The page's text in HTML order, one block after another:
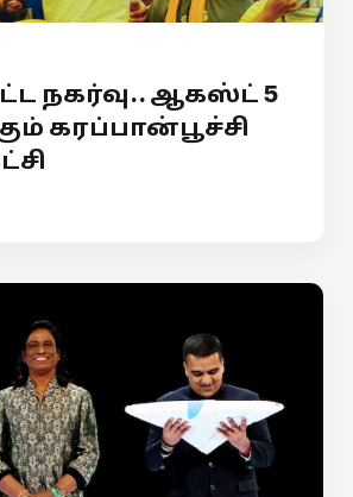
நகர்வு.. ஆகஸ்ட் 5
கரப்பான்பூச்சி